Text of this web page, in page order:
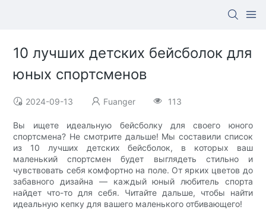
10 лучших детских бейсболок для
юных спортсменов
2024-09-13 Fuanger 113
Вы ищете идеальную бейсболку для своего юного
спортсмена? Не смотрите дальше! Мы составили список
из 10 лучших детских бейсболок, в которых ваш
маленький спортсмен будет выглядеть стильно и
чувствовать себя комфортно на поле. От ярких цветов до
забавного дизайна — каждый юный любитель спорта
найдет что-то для себя. Читайте дальше, чтобы найти
идеальную кепку для вашего маленького отбивающего!